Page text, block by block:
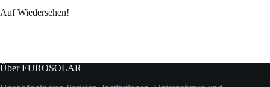
Auf Wiedersehen!
Über EUROSOLAR